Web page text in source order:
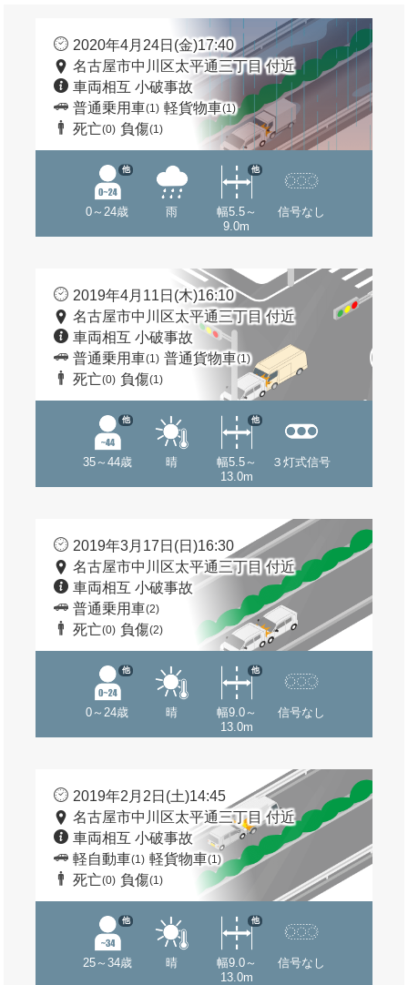
2020年4月24日(金)17:40
名古屋市中川区太平通三丁目 付近
車両相互 小破事故
普通乗用車(1) 軽貨物車(1)
死亡(0) 負傷(1)
0～24歳
他
雨
幅5.5～
9.0m
他
信号なし
2019年4月11日(木)16:10
名古屋市中川区太平通三丁目 付近
車両相互 小破事故
普通乗用車(1) 普通貨物車(1)
死亡(0) 負傷(1)
35～44歳
他
晴
幅5.5～
13.0m
他
３灯式信号
2019年3月17日(日)16:30
名古屋市中川区太平通三丁目 付近
車両相互 小破事故
普通乗用車(2)
死亡(0) 負傷(2)
0～24歳
他
晴
幅9.0～
13.0m
他
信号なし
2019年2月2日(土)14:45
名古屋市中川区太平通三丁目 付近
車両相互 小破事故
軽自動車(1) 軽貨物車(1)
死亡(0) 負傷(1)
25～34歳
他
晴
幅9.0～
13.0m
他
信号なし